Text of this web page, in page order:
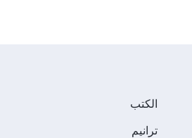
الكتب
ترانيم